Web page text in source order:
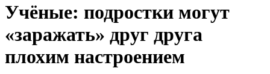
Учёные: подростки могут
«заражать» друг друга
плохим настроением